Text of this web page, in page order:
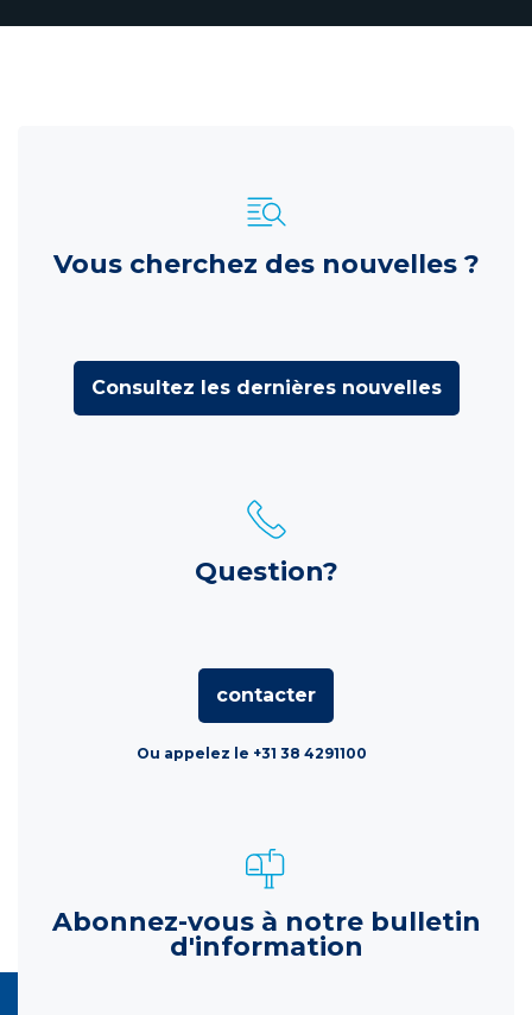
Vous cherchez des nouvelles ?
Consultez les dernières nouvelles
Question?
contacter
Ou appelez le +31 38 4291100
Abonnez-vous à notre bulletin
d'information